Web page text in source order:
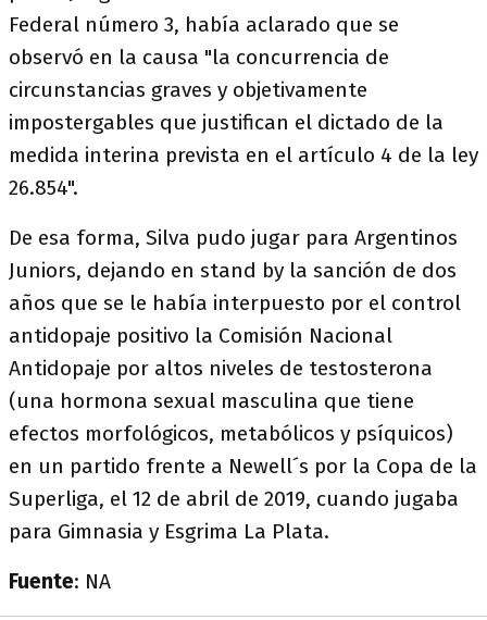
Federal número 3, había aclarado que se
observó en la causa "la concurrencia de
circunstancias graves y objetivamente
impostergables que justifican el dictado de la
medida interina prevista en el artículo 4 de la ley
26.854".
De esa forma, Silva pudo jugar para Argentinos
Juniors, dejando en stand by la sanción de dos
años que se le había interpuesto por el control
antidopaje positivo la Comisión Nacional
Antidopaje por altos niveles de testosterona
(una hormona sexual masculina que tiene
efectos morfológicos, metabólicos y psíquicos)
en un partido frente a Newell´s por la Copa de la
Superliga, el 12 de abril de 2019, cuando jugaba
para Gimnasia y Esgrima La Plata.
Fuente: NA